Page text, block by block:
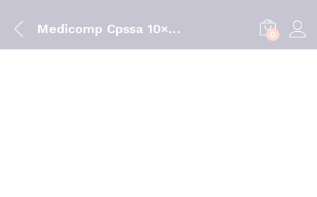
Medicomp Cpssa 10×10 Cm X 100 compressa 0